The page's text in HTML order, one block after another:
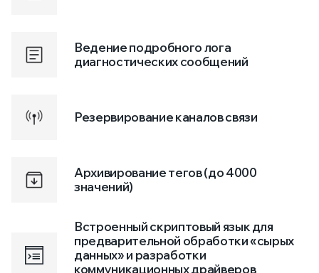
Ведение подробного лога
диагностических сообщений
Резервирование каналов связи
Архивирование тегов (до 4000
значений)
Встроенный скриптовый язык для
предварительной обработки «сырых
данных» и разработки
коммуникационных драйверов